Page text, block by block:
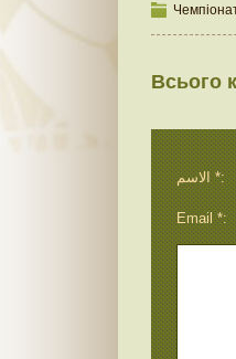
Всього
الاسم *:
Email *: